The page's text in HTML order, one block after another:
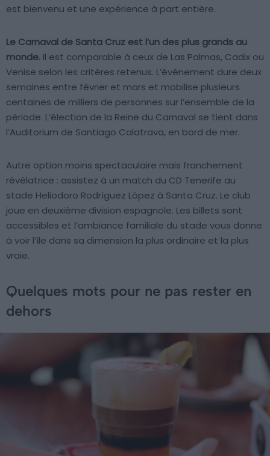
est bienvenu et une expérience à part entière.
Le Carnaval de Santa Cruz est l’un des plus grands au
monde. Il est comparable à ceux de Las Palmas, Cadix ou
Venise selon les critères retenus. L’événement dure deux
semaines entre février et mars et mobilise plusieurs
centaines de milliers de personnes sur l’ensemble de la
période. L’élection de la Reine du Carnaval se tient dans
l’Auditorium de Santiago Calatrava, en bord de mer.
Autre option moins spectaculaire mais franchement
révélatrice : assistez à un match du CD Tenerife au
stade Heliodoro Rodríguez López à Santa Cruz. Le club
joue en deuxième division espagnole. Les billets sont
accessibles et l’ambiance familiale du stade vous donne
à voir l’île dans sa dimension la plus ordinaire et la plus
vraie.
Quelques mots pour ne pas rester en
dehors